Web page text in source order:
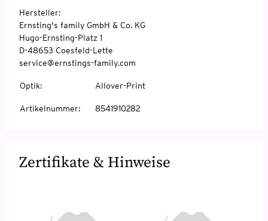
Hersteller:
Ernsting's family GmbH & Co. KG
Hugo-Ernsting-Platz 1
D-48653 Coesfeld-Lette
service@ernstings-family.com
Optik: Allover-Print
Artikelnummer: 8541910282
Zertifikate & Hinweise